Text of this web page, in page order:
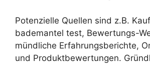
Potenzielle Quellen sind z.B.
bademantel test, Bewertungs-
mündliche Erfahrungsberichte,
und Produktbewertungen.